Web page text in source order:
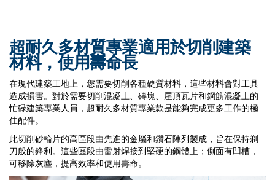
超耐久多材質專業適用於切削建築
材料，使用壽命長
在現代建築工地上，您需要切削各種硬質材料，這些材料會對工具
造成損害。對於需要切削混凝土、磚塊、屋頂瓦片和鋼筋混凝土的
忙碌建築專業人員，超耐久多材質專業款是能夠完成更多工作的極
佳配件。
此切削砂輪片的高區段由先進的金屬和鑽石陣列製成，旨在保持剃
刀般的鋒利。這些區段由雷射焊接到堅硬的鋼體上；側面有凹槽，
可移除灰塵，提高效率和使用壽命。